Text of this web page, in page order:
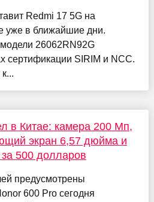
Redmi 17 5G на
уже в ближайшие дни.
26062RN92G
сертификации SIRIM и NCC.
в Китае: камера 200 Мп,
экран 6,57 дюйма и
500 долларов
предусмотрены
600 Pro сегодня